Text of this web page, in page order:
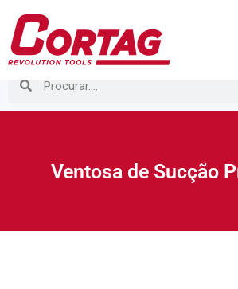
Ventosa de Sucção